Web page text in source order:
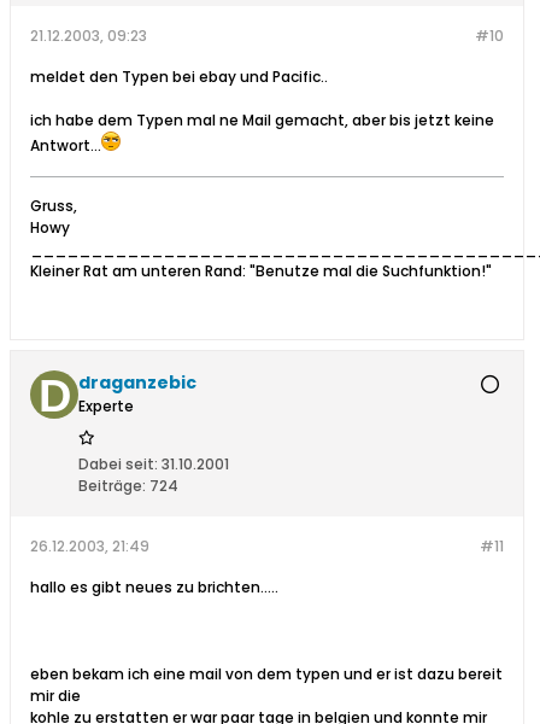
#10
21.12.2003, 09:23
meldet den Typen bei ebay und Pacific..
ich habe dem Typen mal ne Mail gemacht, aber bis jetzt keine
Antwort...
Gruss,
Howy
Kleiner Rat am unteren Rand: "Benutze mal die Suchfunktion!"
draganzebic
Experte
Dabei seit: 31.10.2001
Beiträge: 724
#11
26.12.2003, 21:49
hallo es gibt neues zu brichten.....
eben bekam ich eine mail von dem typen und er ist dazu bereit
mir die
kohle zu erstatten er war paar tage in belgien und konnte mir